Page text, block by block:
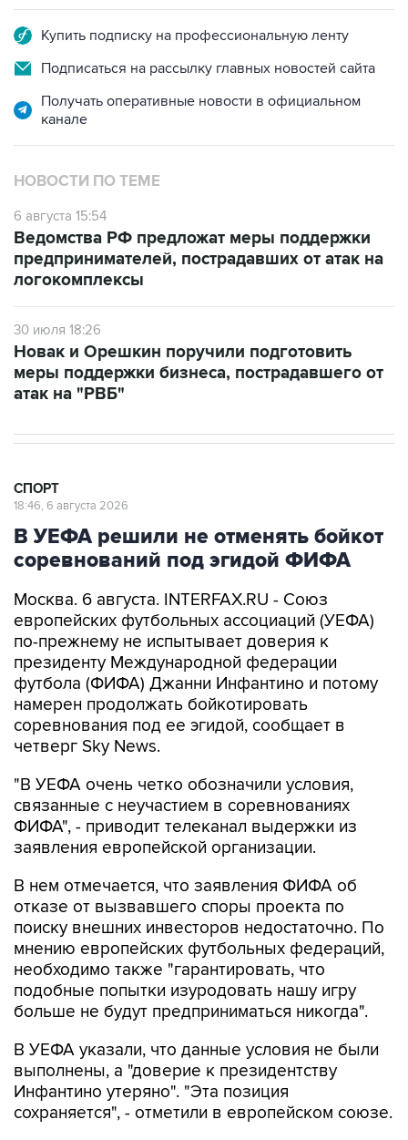
Купить подписку на профессиональную ленту
Подписаться на рассылку главных новостей сайта
Получать оперативные новости в официальном
канале
НОВОСТИ ПО ТЕМЕ
6 августа 15:54
Ведомства РФ предложат меры поддержки
предпринимателей, пострадавших от атак на
логокомплексы
30 июля 18:26
Новак и Орешкин поручили подготовить
меры поддержки бизнеса, пострадавшего от
атак на "РВБ"
СПОРТ
18:46, 6 августа 2026
В УЕФА решили не отменять бойкот
соревнований под эгидой ФИФА
Москва. 6 августа. INTERFAX.RU - Союз
европейских футбольных ассоциаций (УЕФА)
по-прежнему не испытывает доверия к
президенту Международной федерации
футбола (ФИФА) Джанни Инфантино и потому
намерен продолжать бойкотировать
соревнования под ее эгидой, сообщает в
четверг Sky News.
"В УЕФА очень четко обозначили условия,
связанные с неучастием в соревнованиях
ФИФА", - приводит телеканал выдержки из
заявления европейской организации.
В нем отмечается, что заявления ФИФА об
отказе от вызвавшего споры проекта по
поиску внешних инвесторов недостаточно. По
мнению европейских футбольных федераций,
необходимо также "гарантировать, что
подобные попытки изуродовать нашу игру
больше не будут предприниматься никогда".
В УЕФА указали, что данные условия не были
выполнены, а "доверие к президентству
Инфантино утеряно". "Эта позиция
сохраняется", - отметили в европейском союзе.